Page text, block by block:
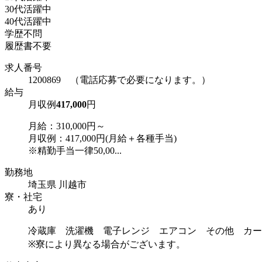
30代活躍中
40代活躍中
学歴不問
履歴書不要
求人番号
1200869 （電話応募で必要になります。）
給与
月収例417,000円
月給：310,000円～
月収例：417,000円(月給＋各種手当)
※精勤手当一律50,00...
勤務地
埼玉県 川越市
寮・社宅
あり
冷蔵庫 洗濯機 電子レンジ エアコン その他 カー
※寮により異なる場合がございます。